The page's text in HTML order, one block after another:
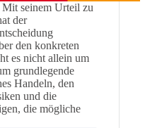
seinem Urteil zu
der
den konkreten
es nicht allein um
grundlegende
Handeln, den
und die
die mögliche